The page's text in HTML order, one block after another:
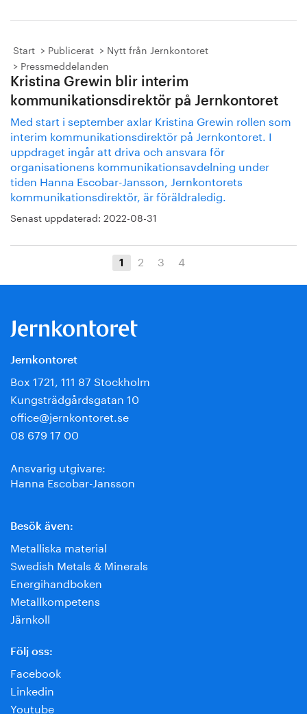
Start Publicerat
Nytt från Jernkontoret
Pressmeddelanden
Kristina Grewin blir interim
kommunikationsdirektör på Jernkontoret
Med start i september axlar Kristina Grewin rollen som
interim kommunikationsdirektör på Jernkontoret. I
uppdraget ingår att driva och ansvara för
organisationens kommunikationsavdelning under
tiden Hanna Escobar-Jansson, Jernkontorets
kommunikationsdirektör, är föräldraledig.
Senast uppdaterad: 2022-08-31
1 2 3 4
Jernkontoret
Box 1721, 111 87 Stockholm
Kungsträdgårdsgatan 10
office@jernkontoret.se
08 679 17 00
Ansvarig utgivare:
Hanna Escobar-Jansson
Besök även:
Metalliska material
Swedish Metals & Minerals
Energihandboken
Metallkompetens
Järnkoll
Följ oss:
Facebook
Linkedin
Youtube